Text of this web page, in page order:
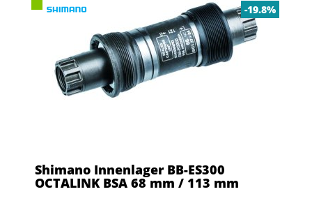
-19.8%
Shimano Innenlager BB-ES300
OCTALINK BSA 68 mm / 113 mm